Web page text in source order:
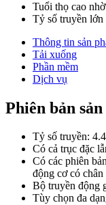
Tuổi thọ cao
Tỷ số truyền lớn
Thông tin sản
Tải xuống
Phần mềm
Dịch vụ
Phiên bản
Tỷ số truyền:
Có cả trục đặc
Có các phiên
động cơ có chân
Bộ truyền động
Tùy chọn đa